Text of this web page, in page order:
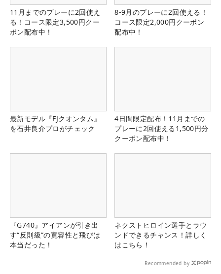
11月までのプレーに2回使え
る！コース限定3,500円クー
ポン配布中！
8-9月のプレーに2回使える！
コース限定2,000円クーポン
配布中！
最新モデル『FJクオンタム』
を石井良介プロがチェック
4日間限定配布！11月までの
プレーに2回使える1,500円分
クーポン配布中！
『G740』アイアンが引き出
す“反則級”の寛容性と飛びは
本当だった！
ネクストヒロイン選手とラウ
ンドできるチャンス！詳しく
はこちら！
Recommended by